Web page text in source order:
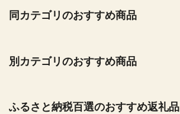
同カテゴリのおすすめ商品
別カテゴリのおすすめ商品
ふるさと納税百選のおすすめ返礼品